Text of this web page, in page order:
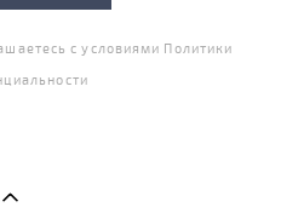
с условиями Политики